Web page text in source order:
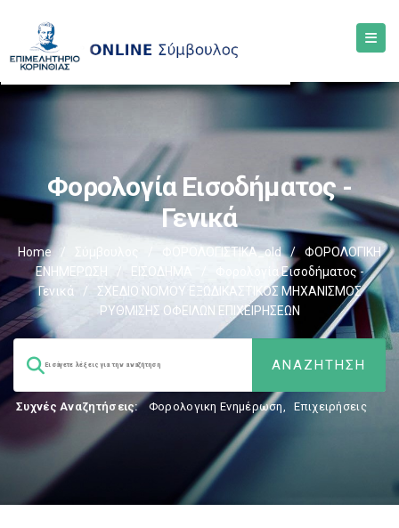
Φορολογία Εισοδήματος -
Γενικά
Home / Σύμβουλος ΦΟΡΟΛΟΓΙΣΤΙΚΑ_old /
ΦΟΡΟΛΟΓΙΚΗ
ΕΝΗΜΕΡΩΣΗ
/ ΕΙΣΟΔΗΜΑ
Φορολογία Εισοδήματος -
Γενικά
/
ΣΧΕΔΙΟ ΝΟΜΟΥ ΕΞΩΔΙΚΑΣΤΙΚΟΣ ΜΗΧΑΝΙΣΜΟΣ
ΡΥΘΜΙΣΗΣ ΟΦΕΙΛΩΝ ΕΠΙΧΕΙΡΗΣΕΩΝ
Συχνές Αναζητήσεις: Φορολογικη Ενημέρωση, Επιχειρήσεις